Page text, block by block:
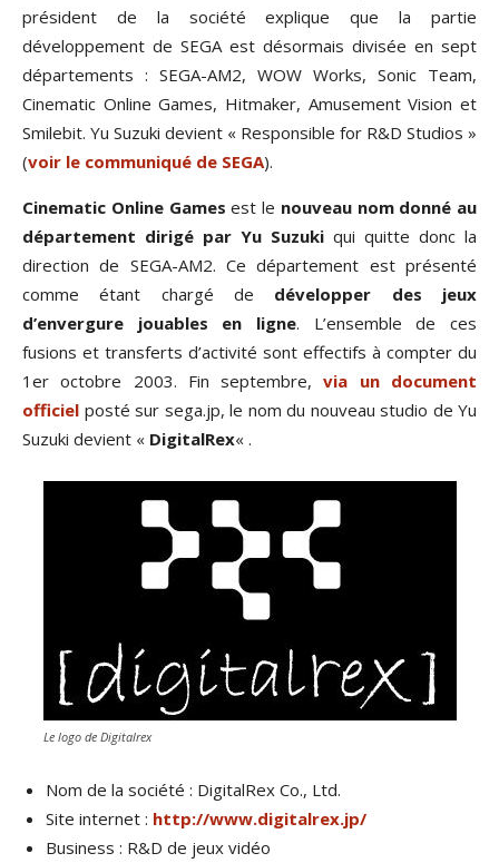
président de la société explique que la partie
développement de SEGA est désormais divisée en sept
départements : SEGA-AM2, WOW Works, Sonic Team,
Cinematic Online Games, Hitmaker, Amusement Vision et
Smilebit. Yu Suzuki devient « Responsible for R&D Studios »
(voir le communiqué de SEGA).
Cinematic Online Games est le nouveau nom donné au
département dirigé par Yu Suzuki qui quitte donc la
direction de SEGA-AM2. Ce département est présenté
comme étant chargé de développer des jeux
d’envergure jouables en ligne. L’ensemble de ces
fusions et transferts d’activité sont effectifs à compter du
1er octobre 2003. Fin septembre,via un document
officiel posté sur sega.jp, le nom du nouveau studio de Yu
Suzuki devient « DigitalRex« .
Le logo de Digitalrex
Nom de la société : DigitalRex Co., Ltd.
Site internet : http://www.digitalrex.jp/
Business : R&D de jeux vidéo